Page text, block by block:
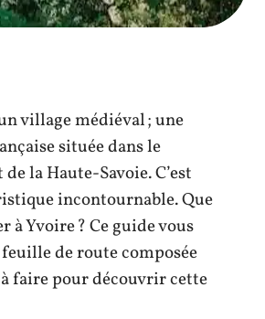
village médiéval ; une
située dans le
la Haute-Savoie. C’est
incontournable. Que
à Yvoire ? Ce guide vous
de route composée
à faire pour découvrir cette